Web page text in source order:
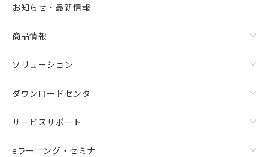
お知らせ・最新情報
商品情報
ソリューション
ダウンロードセンタ
サービスサポート
eラーニング・セミナ